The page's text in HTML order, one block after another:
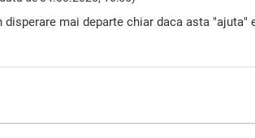
mai departe chiar daca asta